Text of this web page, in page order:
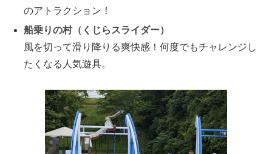
のアトラクション！
船乗りの村（くじらスライダー）
風を切って滑り降りる爽快感！何度でもチャレンジし
たくなる人気遊具。